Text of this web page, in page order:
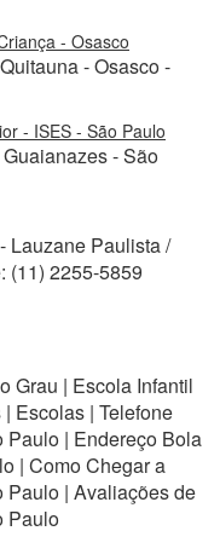
- Osasco
- Osasco -
- ISES - São Paulo
- São
Lauzane Paulista /
(11) 2255-5859
Grau | Escola Infantil
Escolas | Telefone
Paulo | Endereço Bola
| Como Chegar a
Paulo | Avaliações de
Paulo